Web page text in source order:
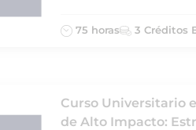
75 horas 3 Créditos
Curso Universitario
de Alto Impacto: